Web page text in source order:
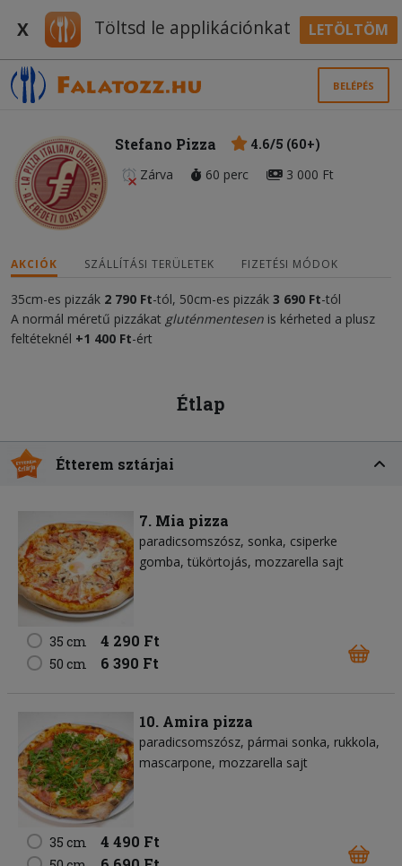
X Töltsd le applikációnkat LETÖLTÖM
BELÉPÉS
Stefano Pizza
4.6/5 (60+)
Zárva
60 perc 3 000 Ft
AKCIÓK SZÁLLÍTÁSI TERÜLETEK FIZETÉSI MÓDOK
35cm-es pizzák 2 790 Ft-tól, 50cm-es pizzák 3 690 Ft-tól
A normál méretű pizzákat gluténmentesen is kérheted a plusz
feltéteknél +1 400 Ft-ért
Étlap
Étterem sztárjai
7. Mia pizza
paradicsomszósz sonka csiperke
gomba tükörtojás mozzarella sajt
35 cm 4 290 Ft
50 cm 6 390 Ft
10. Amira pizza
paradicsomszósz pármai sonka rukkola
mascarpone mozzarella sajt
35 cm 4 490 Ft